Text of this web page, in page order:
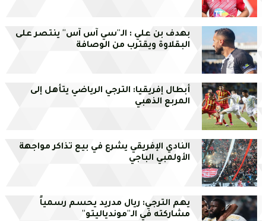
بهدف بن علي : الـ''سي آس آس'' ينتصر على
البقلاوة ويقترب من الوصافة
أبطال إفريقيا: الترجي الرياضي يتأهل إلى
المربع الذهبي
النادي الإفريقي يشرع في بيع تذاكر مواجهة
الأولمبي الباجي
يهم الترجي: ريال مدريد يحسم رسمياً
مشاركته في الـ''موندياليتو''